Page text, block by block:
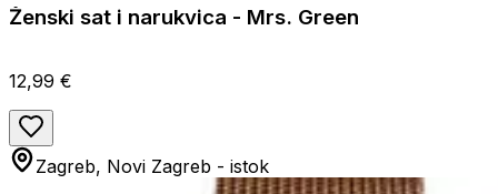
Ženski sat i narukvica - Mrs. Green
12,99 €
Zagreb, Novi Zagreb - istok